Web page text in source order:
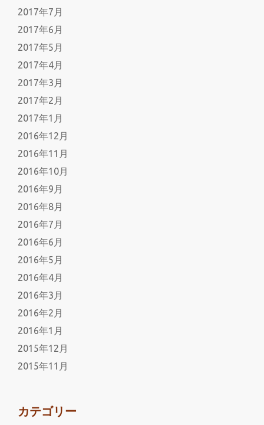
2017年7月
2017年6月
2017年5月
2017年4月
2017年3月
2017年2月
2017年1月
2016年12月
2016年11月
2016年10月
2016年9月
2016年8月
2016年7月
2016年6月
2016年5月
2016年4月
2016年3月
2016年2月
2016年1月
2015年12月
2015年11月
カテゴリー